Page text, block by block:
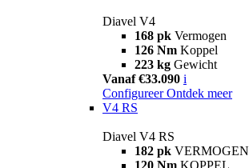
Diavel V4
168 pk Vermogen
126 Nm Koppel
223 kg Gewicht
Vanaf €33.090 i
Configureer Ontdek meer
V4 RS
Diavel V4 RS
182 pk VERMOGEN
120 Nm KOPPEL